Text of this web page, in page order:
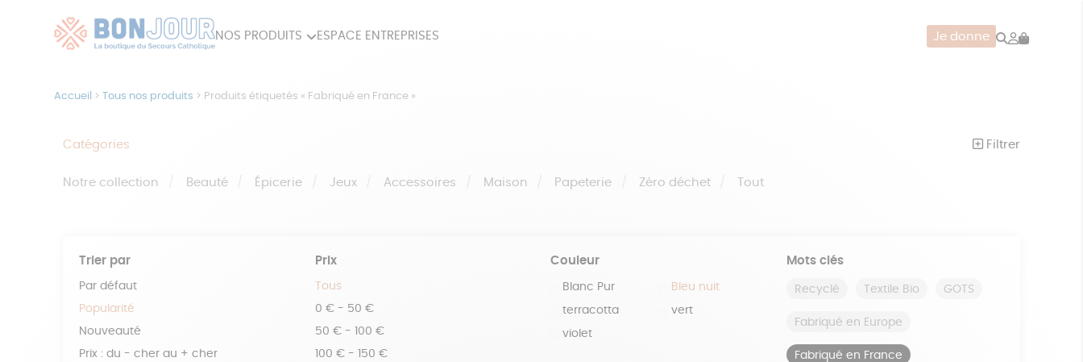
NOS PRODUITS ESPACE ENTREPRISES Je donne Rechercher
Mon
Accueil >Tous nos produits > Produits étiquetés « Fabriqué en France »
Catégories Filtrer
Notre collection Beauté Épicerie Jeux Accessoires Maison Papeterie Zéro déchet Tout
Trier par
Par défaut
Popularité
Nouveauté
Prix : du - cher au + cher
Prix
Tous
0 € - 50 €
50 € - 100 €
100 € - 150 €
Couleur
Blanc Pur Bleu nuit
terracotta vert
violet
Mots clés
Recyclé Textile Bio GOTS
Fabriqué en Europe
Fabriqué en France